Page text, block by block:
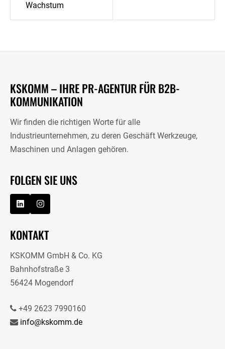
Wachstum
KSKOMM – IHRE PR-AGENTUR FÜR B2B-
KOMMUNIKATION
Wir finden die richtigen Worte für alle
Industrieunternehmen, zu deren Geschäft Werkzeuge,
Maschinen und Anlagen gehören.
FOLGEN SIE UNS
KONTAKT
KSKOMM GmbH & Co. KG
Bahnhofstraße 3
56424 Mogendorf
+49 2623 7990160
info@kskomm.de